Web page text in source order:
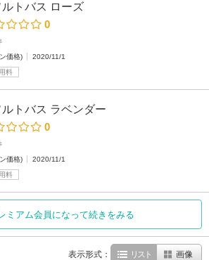
トバス ローズ
0
価格)
2020/11/1
料
トバス ラベンダー
0
価格)
2020/11/1
料
ミアム会員になって続きをみる
表示形式： リスト 画像